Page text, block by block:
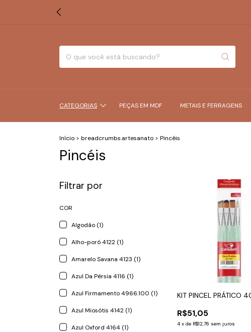
CATEGORIAS PEÇAS EM MDF METAIS E FERRAGENS
Início > breadcrumbs.artesanato > Pincéis
Pincéis
Filtrar por
COR
Algodão (1)
Alho-poró 4122 (1)
Amarelo Savana 4123 (1)
Azul Da Pérsia 4116 (1)
Azul Firmamento 4966.100 (1)
Azul Miosótis 4142 (1)
Azul Oxford 4164 (1)
KIT PINCEL PRÁTICO
R$51,05
4 xde R$12,76 sem juros